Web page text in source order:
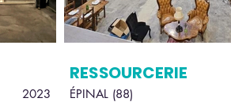
2023
RESSOURCERIE
ÉPINAL (88)